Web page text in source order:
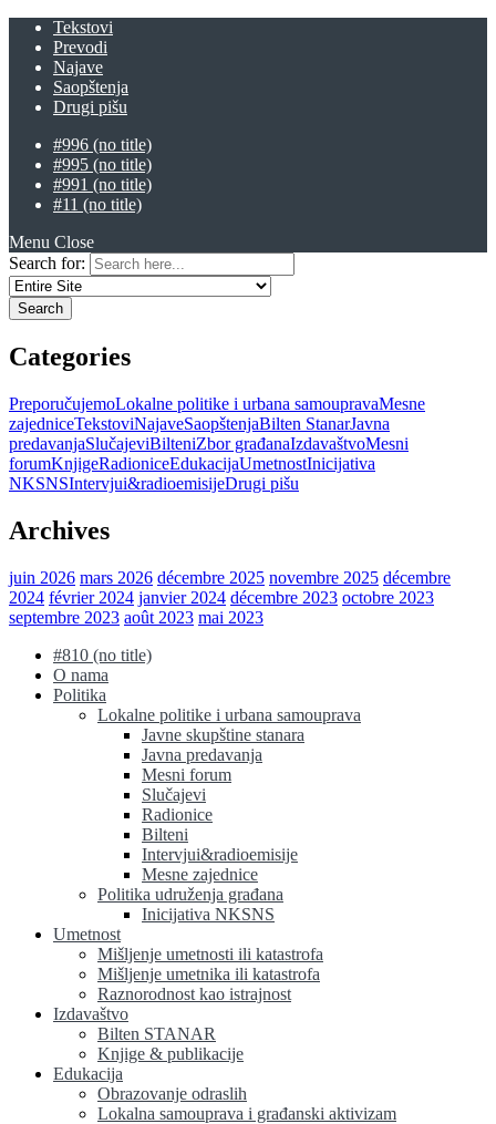
Tekstovi
Prevodi
Najave
Saopštenja
Drugi pišu
#996 (no title)
#995 (no title)
#991 (no title)
#11 (no title)
Menu Close
Search for:
Categories
PreporučujemoLokalne politike i urbana samoupravaMesne
zajedniceTekstoviNajaveSaopštenjaBilten StanarJavna
predavanjaSlučajeviBilteniZbor građanaIzdavaštvoMesni
forumKnjigeRadioniceEdukacijaUmetnostInicijativa
NKSNSIntervjui&radioemisijeDrugi pišu
Archives
juin 2026 mars 2026 décembre 2025 novembre 2025 décembre
2024 février 2024 janvier 2024 décembre 2023 octobre 2023
septembre 2023 août 2023 mai 2023
#810 (no title)
O nama
Politika
Lokalne politike i urbana samouprava
Javne skupštine stanara
Javna predavanja
Mesni forum
Slučajevi
Radionice
Bilteni
Intervjui&radioemisije
Mesne zajednice
Politika udruženja građana
Inicijativa NKSNS
Umetnost
Mišljenje umetnosti ili katastrofa
Mišljenje umetnika ili katastrofa
Raznorodnost kao istrajnost
Izdavaštvo
Bilten STANAR
Knjige & publikacije
Edukacija
Obrazovanje odraslih
Lokalna samouprava i građanski aktivizam